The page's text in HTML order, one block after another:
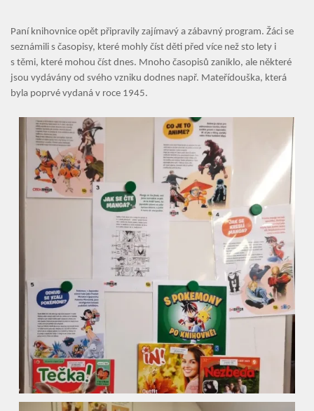
Fotogalerie
Kalendář akcí
Aktuality
Kontakty
Paní knihovnice opět připravily zajímavý a zábavný program. Žáci se
seznámili s časopisy, které mohly číst děti před více než sto lety i
s těmi, které mohou číst dnes. Mnoho časopisů zaniklo, ale některé
jsou vydávány od svého vzniku dodnes např. Mateřídouška, která
byla poprvé vydaná v roce 1945.